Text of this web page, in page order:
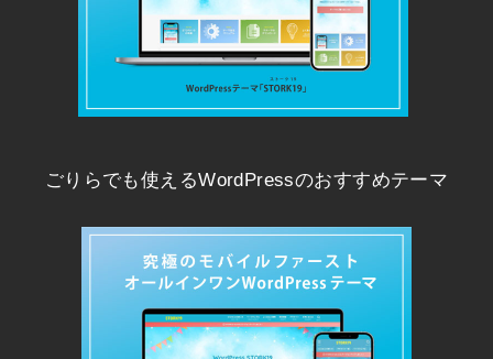
ごりらでも使えるWordPressのおすすめテーマ